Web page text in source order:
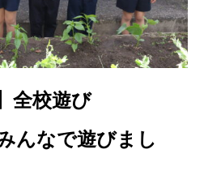
全校遊び
んなで遊びまし